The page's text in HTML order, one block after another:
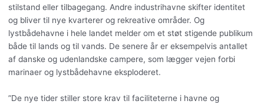
stilstand eller tilbagegang. Andre industrihavne skifter identitet
og bliver til nye kvarterer og rekreative områder. Og
lystbådehavne i hele landet melder om et støt stigende publikum
både til lands og til vands. De senere år er eksempelvis antallet
af danske og udenlandske campere, som lægger vejen forbi
marinaer og lystbådehavne eksploderet.
”De nye tider stiller store krav til faciliteterne i havne og